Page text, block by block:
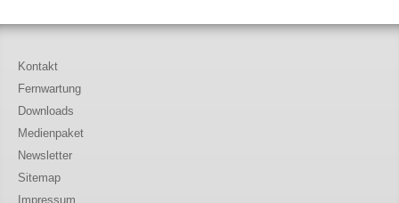
Kontakt
Fernwartung
Downloads
Medienpaket
Newsletter
Sitemap
Impressum